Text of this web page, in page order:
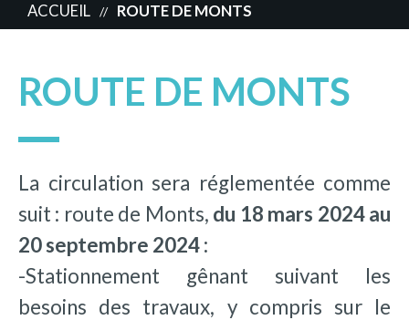
ACCUEIL // ROUTE DE MONTS
ROUTE DE MONTS
La circulation sera réglementée comme
suit : route de Monts, du 18 mars 2024 au
20 septembre 2024 :
-Stationnement gênant suivant les
besoins des travaux, y compris sur le